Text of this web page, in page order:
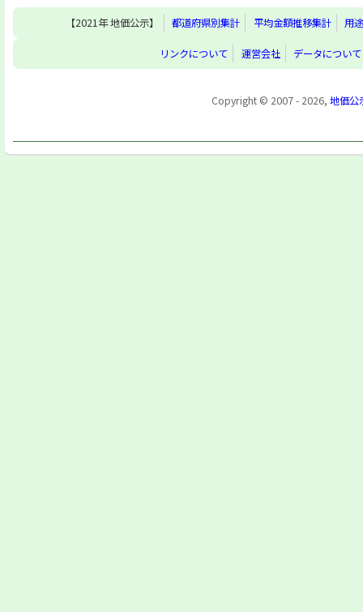
【2021年 地価公示】 都道府県別集計 平均金額推移集計 用
リンクについて 運営会社 データについて
Copyright © 2007 - 2026, 地価公